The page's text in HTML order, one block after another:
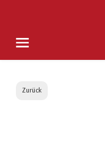
Zurück